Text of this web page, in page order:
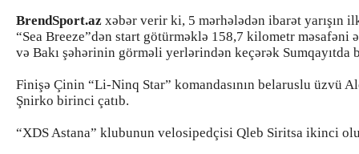
BrendSport.az xəbər verir ki, 5 mərhələdən ibarət yarışın
“Sea Breeze”dən start götürməklə 158,7 kilometr məsafəni
və Bakı şəhərinin görməli yerlərindən keçərək Sumqayıtda
Finişə Çinin “Li-Ninq Star” komandasının belaruslu üzvü
Şnirko birinci çatıb.
“XDS Astana” klubunun velosipedçisi Qleb Siritsa ikinci